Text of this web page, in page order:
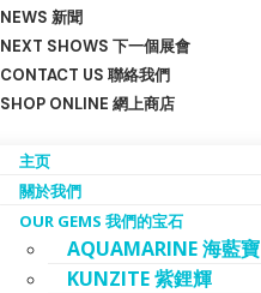
NEWS 新聞
NEXT SHOWS 下一個展會
CONTACT US 聯絡我們
SHOP ONLINE 網上商店
主页
關於我們
OUR GEMS 我們的宝石
AQUAMARINE 海藍寶
KUNZITE 紫鋰輝